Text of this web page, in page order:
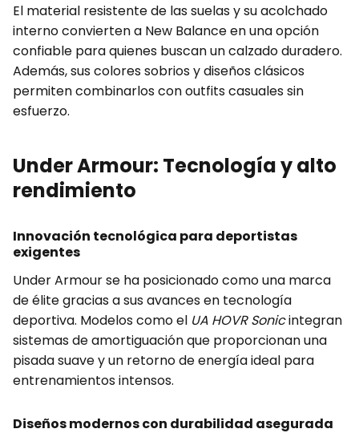
El material resistente de las suelas y su acolchado
interno convierten a New Balance en una opción
confiable para quienes buscan un calzado duradero.
Además, sus colores sobrios y diseños clásicos
permiten combinarlos con outfits casuales sin
esfuerzo.
Under Armour: Tecnología y alto
rendimiento
Innovación tecnológica para deportistas
exigentes
Under Armour se ha posicionado como una marca
de élite gracias a sus avances en tecnología
deportiva. Modelos como el UA HOVR Sonicintegran
sistemas de amortiguación que proporcionan una
pisada suave y un retorno de energía ideal para
entrenamientos intensos.
Diseños modernos con durabilidad asegurada